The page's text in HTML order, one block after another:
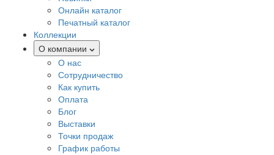
Онлайн каталог
Печатный каталог
Коллекции
О компании
О нас
Сотрудничество
Как купить
Оплата
Блог
Выставки
Точки продаж
График работы